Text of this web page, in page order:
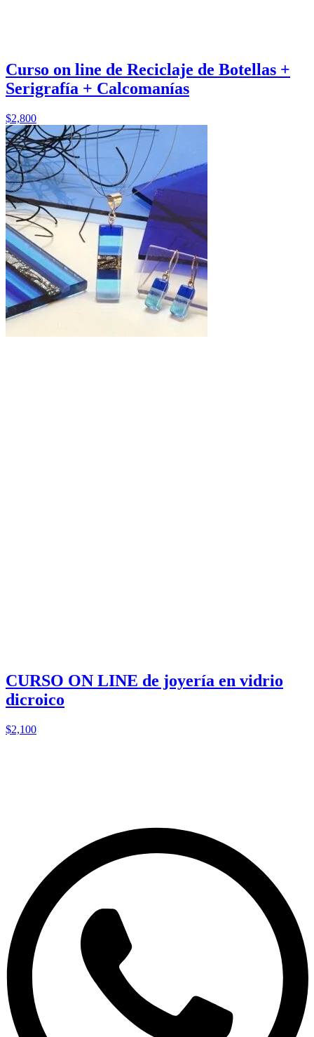
Curso on line de Reciclaje de Botellas +
Serigrafía + Calcomanías
$2,800
CURSO ON LINE de joyería en vidrio
dicroico
$2,100